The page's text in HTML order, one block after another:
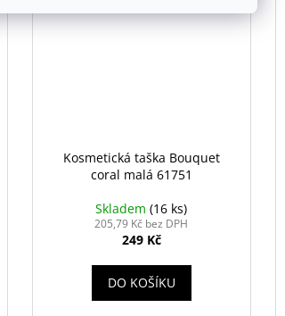
Kosmetická taška Bouquet
coral malá 61751
Skladem(16 ks)
205,79 Kč bez DPH
249 Kč
DO KOŠÍKU